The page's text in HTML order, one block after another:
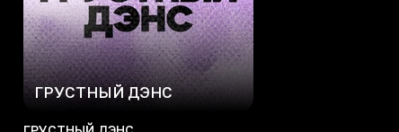
ГРУСТНЫЙ ДЭНС